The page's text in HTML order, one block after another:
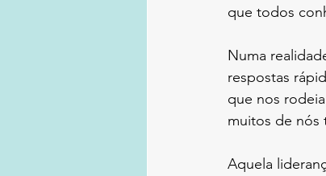
que todos
Numa
respostas
que nos
muitos de nós
Aquela